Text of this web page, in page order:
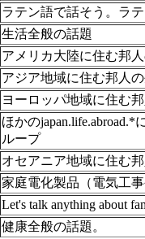
ラテン語で話そう。ラ
生活全般の話題
アメリカ大陸に住む邦
アジア地域に住む邦人
ヨーロッパ地域に住む
ほかの
ループ
オセアニア地域に住む
家庭電化製品（電気工
Let's talk anything about
健康全般の話題。